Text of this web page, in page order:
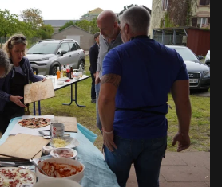
VOIR EN GRAND